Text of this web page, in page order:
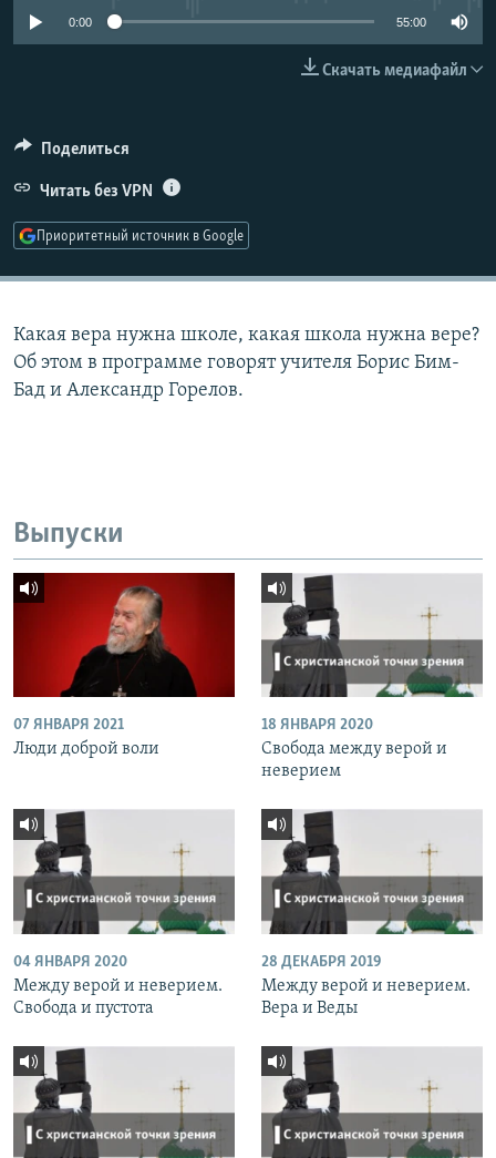
РАСПИСАНИЕ ВЕЩАНИЯ
0:00 55:00
Скачать медиафайл
Поделиться
Читать без VPN
Приоритетный источник в Google
Какая вера нужна школе, какая школа нужна вере?
Об этом в программе говорят учителя Борис Бим-
Бад и Александр Горелов.
Выпуски
07 ЯНВАРЯ 2021
Люди доброй воли
18 ЯНВАРЯ 2020
Свобода между верой и
неверием
04 ЯНВАРЯ 2020
Между верой и неверием.
Свобода и пустота
28 ДЕКАБРЯ 2019
Между верой и неверием.
Вера и Веды